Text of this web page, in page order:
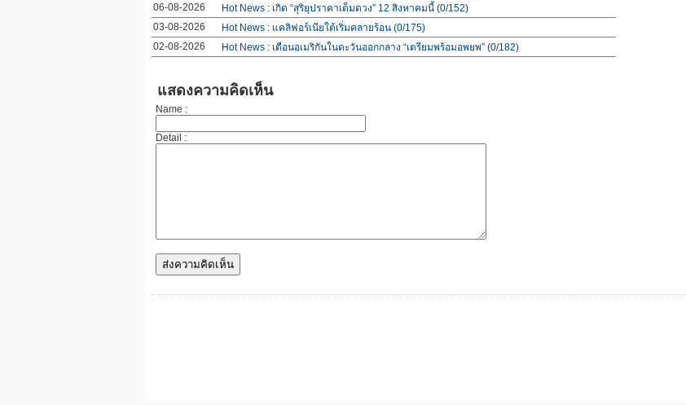
06-08-2026
Hot News : เกิด “สุริยุปราคาเต็มดวง” 12 สิงหาคมนี้ (0/152)
03-08-2026
Hot News : แคลิฟอร์เนียใต้เริ่มคลายร้อน (0/175)
02-08-2026
Hot News : เตือนอเมริกันในตะวันออกกลาง “เตรียมพร้อมอพยพ” (0/182)
แสดงความคิดเห็น
Name :
Detail :